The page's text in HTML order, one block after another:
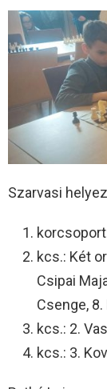
Szarvasi
kcs.: Két
Csipai
Csenge,
kcs.: 2.
kcs.: 3.